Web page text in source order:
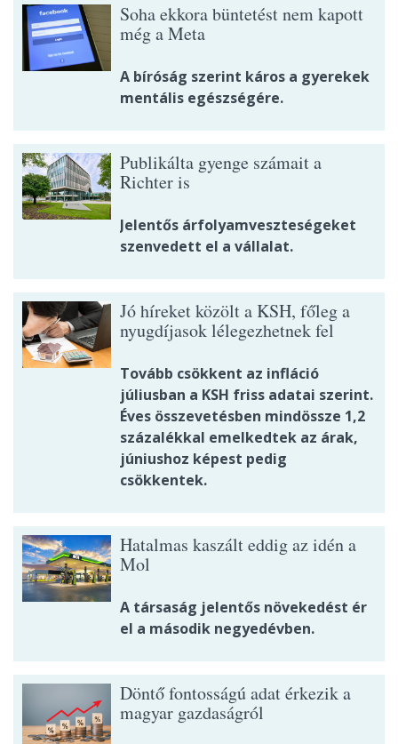
Soha ekkora büntetést nem kapott
még a Meta
A bíróság szerint káros a gyerekek
mentális egészségére.
Publikálta gyenge számait a
Richter is
Jelentős árfolyamveszteségeket
szenvedett el a vállalat.
Jó híreket közölt a KSH, főleg a
nyugdíjasok lélegezhetnek fel
Tovább csökkent az infláció
júliusban a KSH friss adatai szerint.
Éves összevetésben mindössze 1,2
százalékkal emelkedtek az árak,
júniushoz képest pedig
csökkentek.
Hatalmas kaszált eddig az idén a
Mol
A társaság jelentős növekedést ér
el a második negyedévben.
Döntő fontosságú adat érkezik a
magyar gazdaságról